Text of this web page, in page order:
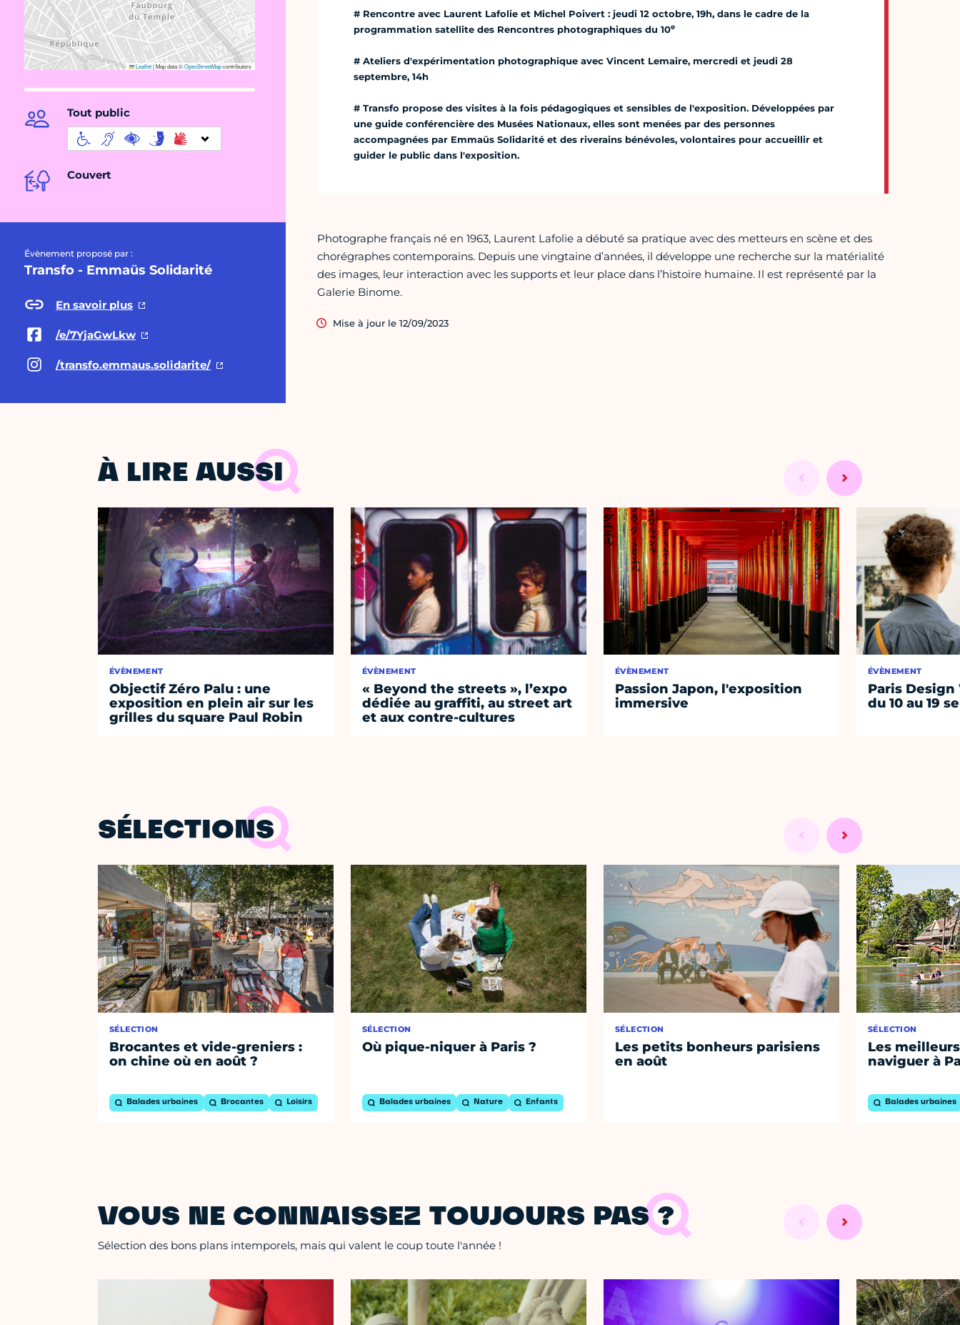
Leaflet|Map data ©OpenStreetMapcontributors
Tout public
Couvert
Évènement proposé par :
Transfo - Emmaüs Solidarité
En savoir plus
/e/7YjaGwLkw
/transfo.emmaus.solidarite/
# Rencontre avec Laurent Lafolie et Michel Poivert : jeudi 12 octobre, 19h, dans le cadre de la
programmation satellite des Rencontres photographiques du 10e
# Ateliers d'expérimentation photographique avec Vincent Lemaire, mercredi et jeudi 28
septembre, 14h
# Transfo propose des visites à la fois pédagogiques et sensibles de l'exposition. Développées par
une guide conférencière des Musées Nationaux, elles sont menées par des personnes
accompagnées par Emmaüs Solidarité et des riverains bénévoles, volontaires pour accueillir et
guider le public dans l'exposition.
Photographe français né en 1963, Laurent Lafolie a débuté sa pratique avec des metteurs en scène et des
chorégraphes contemporains. Depuis une vingtaine d’années, il développe une recherche sur la matérialité
des images, leur interaction avec les supports et leur place dans l’histoire humaine. Il est représenté par la
Galerie Binome.
Mise à jour le 12/09/2023
À LIRE AUSSI
ÉVÈNEMENT
Objectif Zéro Palu : une
exposition en plein air sur les
grilles du square Paul Robin
ÉVÈNEMENT
« Beyond the streets », l’expo
dédiée au graffiti, au street art
et aux contre-cultures
ÉVÈNEMENT
Passion Japon, l'exposition
immersive
ÉVÈNEMENT
Paris
du 10 au 19
SÉLECTIONS
SÉLECTION
Brocantes et vide-greniers :
on chine où en août ?
Balades urbaines Brocantes Loisirs
SÉLECTION
Où pique-niquer à Paris ?
Balades urbaines Nature Enfants
SÉLECTION
Les petits bonheurs parisiens
en août
SÉLECTION
Les
naviguer à
Balades urbaines
VOUS NE CONNAISSEZ TOUJOURS PAS ?
Sélection des bons plans intemporels, mais qui valent le coup toute l'année !